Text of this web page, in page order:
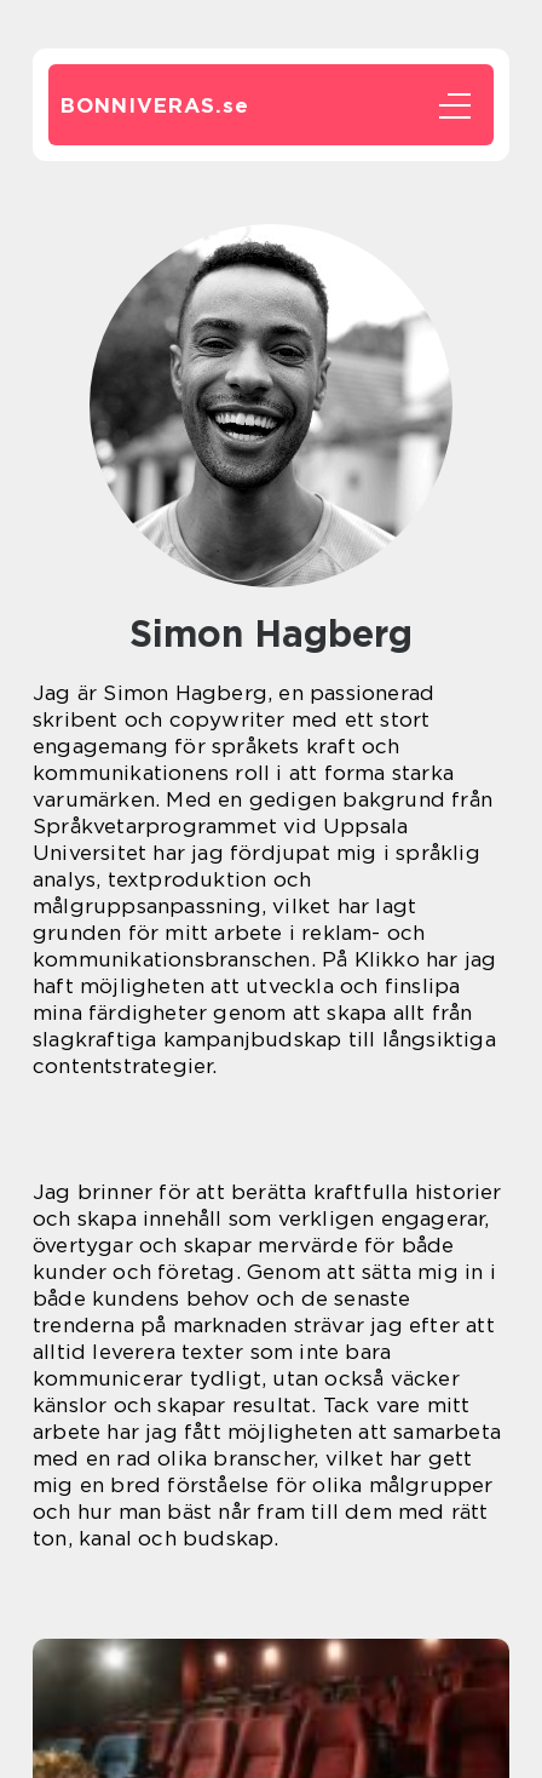
BONNIVERAS.se
Simon Hagberg
Jag är Simon Hagberg, en passionerad
skribent och copywriter med ett stort
engagemang för språkets kraft och
kommunikationens roll i att forma starka
varumärken. Med en gedigen bakgrund från
Språkvetarprogrammet vid Uppsala
Universitet har jag fördjupat mig i språklig
analys, textproduktion och
målgruppsanpassning, vilket har lagt
grunden för mitt arbete i reklam- och
kommunikationsbranschen. På Klikko har jag
haft möjligheten att utveckla och finslipa
mina färdigheter genom att skapa allt från
slagkraftiga kampanjbudskap till långsiktiga
contentstrategier.
Jag brinner för att berätta kraftfulla historier
och skapa innehåll som verkligen engagerar,
övertygar och skapar mervärde för både
kunder och företag. Genom att sätta mig in i
både kundens behov och de senaste
trenderna på marknaden strävar jag efter att
alltid leverera texter som inte bara
kommunicerar tydligt, utan också väcker
känslor och skapar resultat. Tack vare mitt
arbete har jag fått möjligheten att samarbeta
med en rad olika branscher, vilket har gett
mig en bred förståelse för olika målgrupper
och hur man bäst når fram till dem med rätt
ton, kanal och budskap.